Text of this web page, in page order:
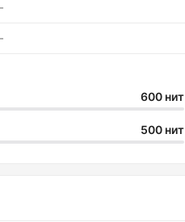
-
-
600 нит
500 нит